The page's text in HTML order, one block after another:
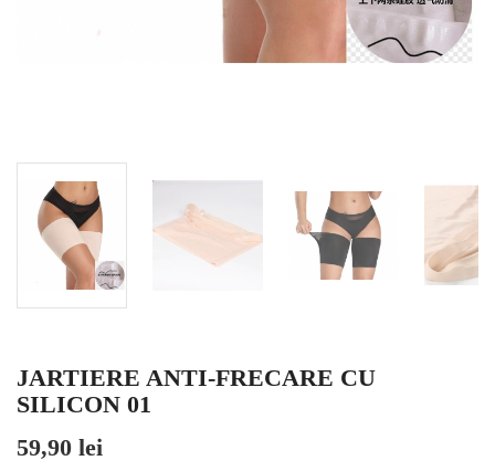
JARTIERE ANTI-FRECARE CU
SILICON 01
59,90 lei